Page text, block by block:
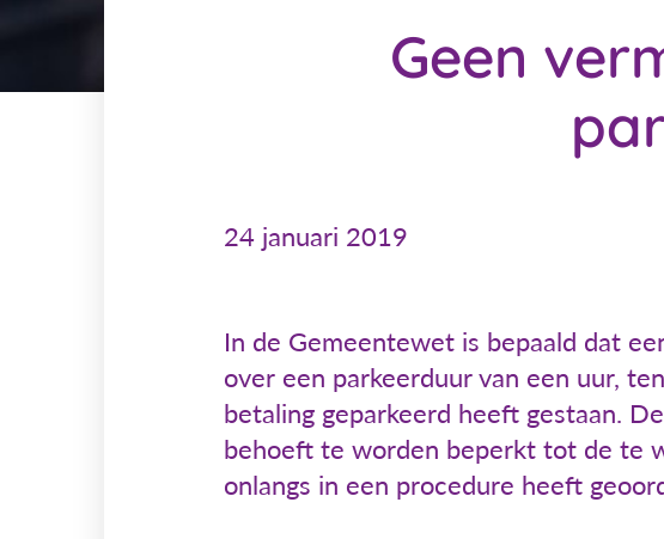
Geen
24 januari 2019
In de Gemeentewet is bepaald dat
over een parkeerduur van een uur,
betaling geparkeerd heeft gestaan.
behoeft te worden beperkt tot de te
onlangs in een procedure heeft